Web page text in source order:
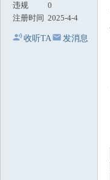
违规
0
注册时间 2025-4-4
收听TA 发消息